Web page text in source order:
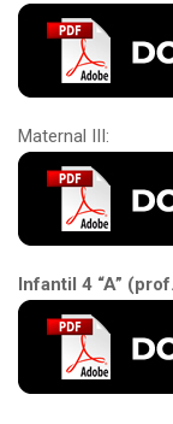
Maternal III:
Infantil 4 “A”